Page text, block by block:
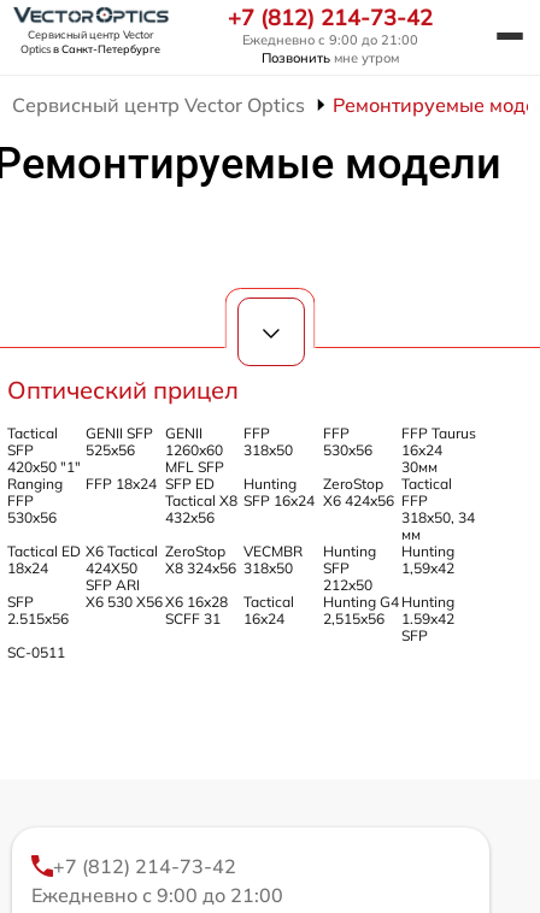
Сервисный центр Vector
Opticsв Санкт-Петербурге
+7 (812) 214-73-42
Ежедневно с 9:00 до 21:00
Позвонить мне утром
Сервисный центр Vector Optics Ремонтируемые
модели
Оптический прицел
Tactical
SFP
420x50 "1"
GENII SFP
525x56
GENII
1260x60
MFL SFP
FFP
318x50
FFP
530x56
FFP Taurus
16x24
30мм
Ranging
FFP
530x56
FFP 18x24 SFP ED
Tactical X8
432x56
Hunting
SFP 16x24
ZeroStop
X6 424x56
Tactical
FFP
318x50, 34
мм
Tactical ED
18x24
X6 Tactical
424X50
SFP ARI
ZeroStop
X8 324x56
VECMBR
318x50
Hunting
SFP
212x50
Hunting
1,59x42
SFP
2.515x56
X6 530 X56X6 16x28
SCFF 31
Tactical
16x24
Hunting G4
2,515x56
Hunting
1.59x42
SFP
SC-0511
+7 (812) 214-73-42
Ежедневно с 9:00 до 21:00